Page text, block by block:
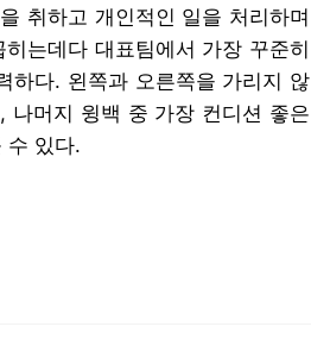
취하고 개인적인 일을 처리하며
는데다 대표팀에서 가장 꾸준히
하다. 왼쪽과 오른쪽을 가리지 않
나머지 윙백 중 가장 컨디션 좋은
수 있다.